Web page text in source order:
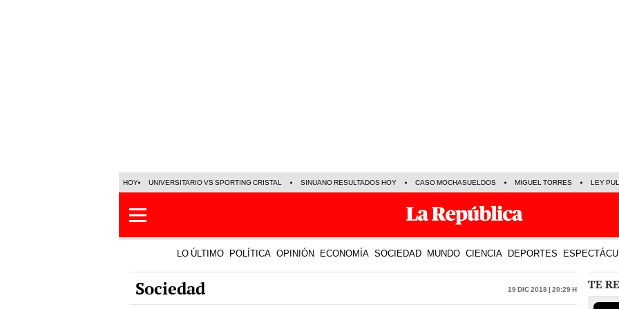
HOY UNIVERSITARIO VS SPORTING CRISTAL SINUANO RESULTADOS HOY CASO MOCHASUELDOS MIGUEL TORRES LEY
LO ÚLTIMO POLÍTICA OPINIÓN ECONOMÍA SOCIEDAD MUNDO CIENCIA DEPORTES
Sociedad 19 Dic 2018 | 20:29 h TE